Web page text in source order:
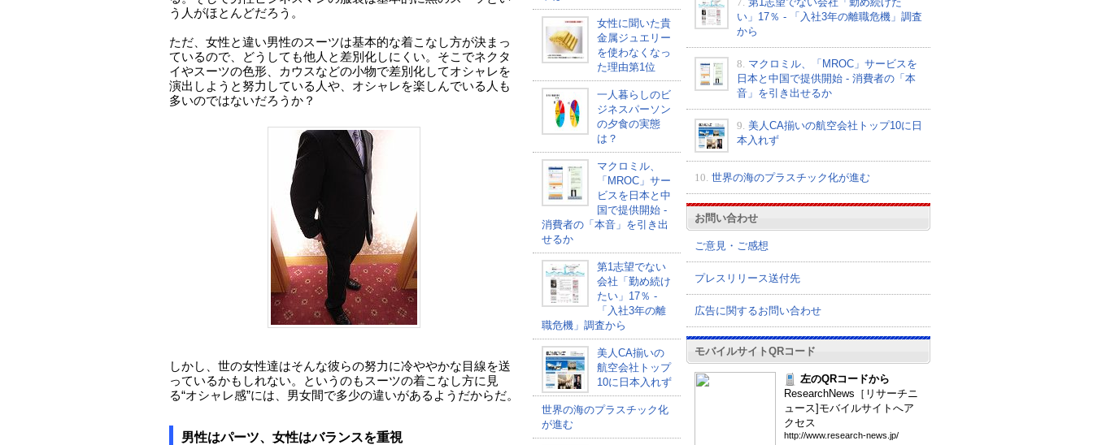
う人がほとんどだろう。
ただ、女性と違い男性のスーツは基本的な着こなし方が決まっ
ているので、どうしても他人と差別化しにくい。そこでネクタ
イやスーツの色形、カウスなどの小物で差別化してオシャレを
演出しようと努力している人や、オシャレを楽しんでいる人も
多いのではないだろうか？
しかし、世の女性達はそんな彼らの努力に冷ややかな目線を送
っているかもしれない。というのもスーツの着こなし方に見
る“オシャレ感”には、男女間で多少の違いがあるようだからだ。
男性はパーツ、女性はバランスを重視
女性に聞いた貴
金属ジュエリー
を使わなくなっ
た理由第1位
一人暮らしのビ
ジネスパーソン
の夕食の実態
は？
マクロミル、
「MROC」サー
ビスを日本と中
国で提供開始 -
消費者の「本音」を引き出
せるか
第1志望でない
会社「勤め続け
たい」17％ -
「入社3年の離
職危機」調査から
美人CA揃いの
航空会社トップ
10に日本入れず
世界の海のプラスチック化
が進む
い」17％ - 「入社3年の離職危機」調査
から
8. マクロミル、「MROC」サービスを
日本と中国で提供開始 - 消費者の「本
音」を引き出せるか
9. 美人CA揃いの航空会社トップ10に日
本入れず
10. 世界の海のプラスチック化が進む
お問い合わせ
ご意見・ご感想
プレスリリース送付先
広告に関するお問い合わせ
モバイルサイトQRコード
左のQRコードから
ResearchNews［リサーチニ
ュース]モバイルサイトへア
クセス
http://www.research-news .jp/